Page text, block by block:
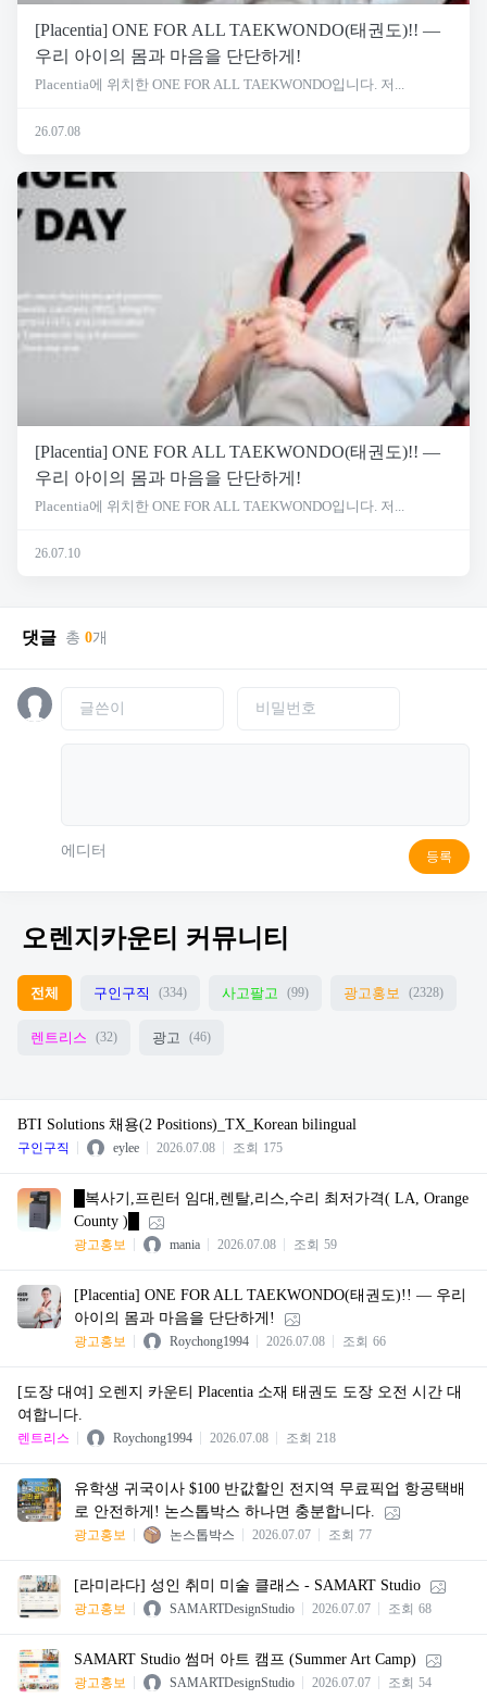
[Placentia] ONE FOR ALL TAEKWONDO(태권도)!! —
우리 아이의 몸과 마음을 단단하게!
Placentia에 위치한 ONE FOR ALL TAEKWONDO입니다. 저...
26.07.08
[Placentia] ONE FOR ALL TAEKWONDO(태권도)!! —
우리 아이의 몸과 마음을 단단하게!
Placentia에 위치한 ONE FOR ALL TAEKWONDO입니다. 저...
26.07.10
댓글 총 0개
에디터 등록
오렌지카운티 커뮤니티
전체 구인구직 (334) 사고팔고 (99) 광고홍보 (2328)
렌트리스 (32) 광고 (46)
BTI Solutions 채용(2 Positions)_TX_Korean bilingual
구인구직 eylee 2026.07.08 조회 175
█복사기,프린터 임대,렌탈,리스,수리 최저가격( LA, Orange
County )█
광고홍보 mania 2026.07.08 조회 59
[Placentia] ONE FOR ALL TAEKWONDO(태권도)!! — 우리
아이의 몸과 마음을 단단하게!
광고홍보 Roychong1994 2026.07.08 조회 66
[도장 대여] 오렌지 카운티 Placentia 소재 태권도 도장 오전 시간 대
여합니다.
렌트리스 Roychong1994 2026.07.08 조회 218
유학생 귀국이사 $100 반값할인 전지역 무료픽업 항공택배
로 안전하게! 논스톱박스 하나면 충분합니다.
광고홍보 논스톱박스 2026.07.07 조회 77
[라미라다] 성인 취미 미술 클래스 - SAMART Studio
광고홍보 SAMARTDesignStudio 2026.07.07 조회 68
SAMART Studio 썸머 아트 캠프 (Summer Art Camp)
광고홍보 SAMARTDesignStudio 2026.07.07 조회 54